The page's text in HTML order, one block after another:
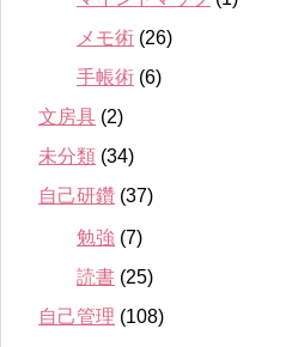
メモ術 (26)
手帳術 (6)
文房具 (2)
未分類 (34)
自己研鑽 (37)
勉強 (7)
読書 (25)
自己管理 (108)